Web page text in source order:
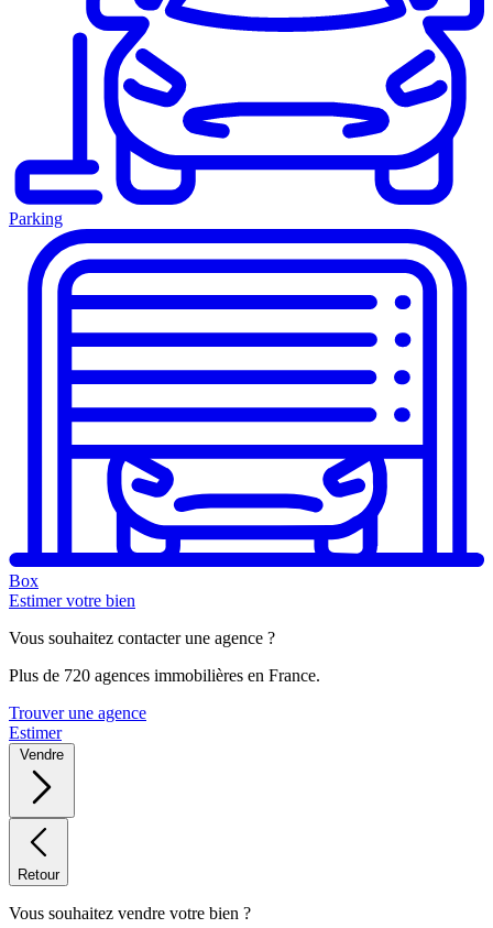
Parking
Box
Estimer votre bien
Vous souhaitez contacter une agence ?
Plus de 720 agences immobilières en France.
Trouver une agence
Estimer
Vendre
Retour
Vous souhaitez vendre votre bien ?